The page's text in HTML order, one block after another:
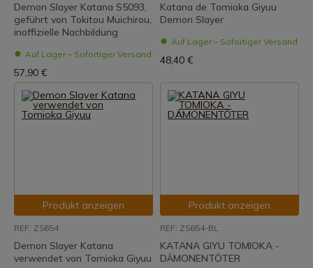
Demon Slayer Katana S5093,
geführt von Tokitou Muichirou,
inoffizielle Nachbildung
Auf Lager – Sofortiger Versand
57,90 €
Katana de Tomioka Giyuu
Demon Slayer
Auf Lager – Sofortiger Versand
48,40 €
Produkt anzeigen
REF: ZS654
Demon Slayer Katana
verwendet von Tomioka Giyuu
Produkt anzeigen
REF: ZS654-BL
KATANA GIYU TOMIOKA -
DÄMONENTÖTER